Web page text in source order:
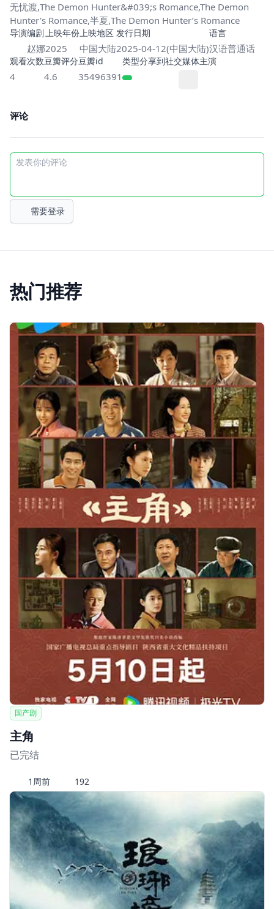
无忧渡,The Demon Hunter&#039;s Romance,The Demon
Hunter's Romance,半夏,The Demon Hunter’s Romance
导演编剧
赵娜
上映年份
2025
上映地区
中国大陆
发行日期
2025-04-12(中国大陆)
语言
汉语普通话
观看次数
4
豆瓣评分
4.6
豆瓣id
35496391
类型分享到社交媒体主演
评论
需要登录
热门推荐
国产剧
主角
已完结
1周前 192